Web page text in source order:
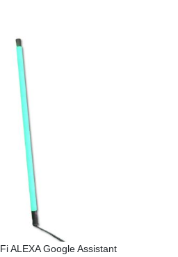
ALEXA Google Assistant